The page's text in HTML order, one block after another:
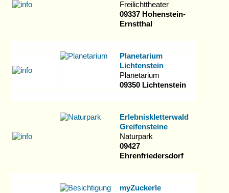
Freilichttheater
09337 Hohenstein-
Ernstthal
Planetarium
Lichtenstein
Planetarium
09350 Lichtenstein
Erlebniskletterwald
Greifensteine
Naturpark
09427
Ehrenfriedersdorf
myZuckerle